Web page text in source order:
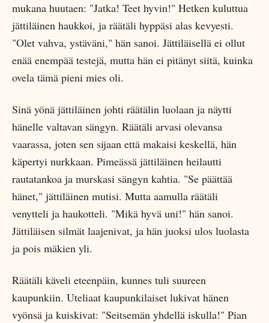
mukana huutaen: "Jatka! Teet hyvin!" Hetken kuluttua
jättiläinen haukkoi, ja räätäli hyppäsi alas kevyesti.
"Olet vahva, ystäväni," hän sanoi. Jättiläisellä ei ollut
enää enempää testejä, mutta hän ei pitänyt siitä, kuinka
ovela tämä pieni mies oli.
Sinä yönä jättiläinen johti räätälin luolaan ja näytti
hänelle valtavan sängyn. Räätäli arvasi olevansa
vaarassa, joten sen sijaan että makaisi keskellä, hän
käpertyi nurkkaan. Pimeässä jättiläinen heilautti
rautatankoa ja murskasi sängyn kahtia. "Se päättää
hänet," jättiläinen mutisi. Mutta aamulla räätäli
venytteli ja haukotteli. "Mikä hyvä uni!" hän sanoi.
Jättiläisen silmät laajenivat, ja hän juoksi ulos luolasta
ja pois mäkien yli.
Räätäli käveli eteenpäin, kunnes tuli suureen
kaupunkiin. Uteliaat kaupunkilaiset lukivat hänen
vyönsä ja kuiskivat: "Seitsemän yhdellä iskulla!" Pian